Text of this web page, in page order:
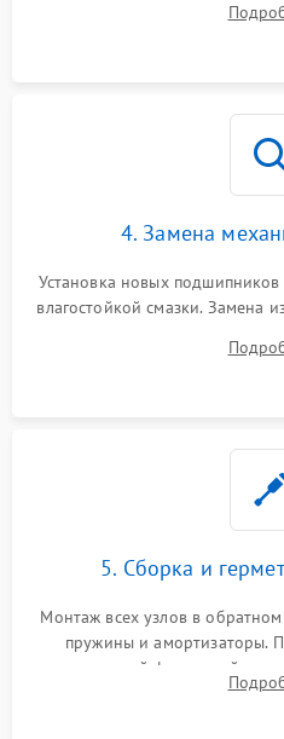
Восстановление
4. Замена
Установка новых
влагостойкой смазки. Замена
или поврежденной
5. Сборка и
Монтаж всех узлов в
пружины и амортизаторы.
надежной фиксацией
герметиком для